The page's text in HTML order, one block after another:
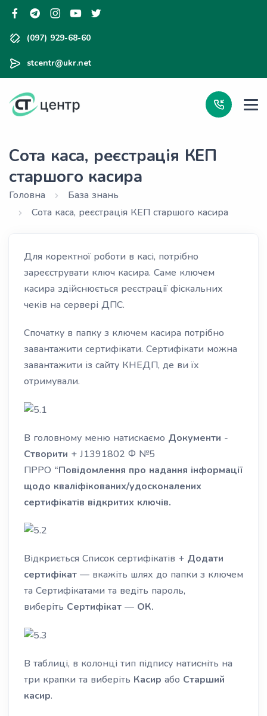
(097) 929-68-60
stcentr@ukr.net
Сота каса, реєстрація КЕП
старшого касира
Головна
База знань
Сота каса, реєстрація КЕП старшого касира
Для коректної роботи в касі, потрібно
зареєструвати ключ касира. Саме ключем
касира здійснюється реєстрації фіскальних
чеків на сервері ДПС.
Спочатку в папку з ключем касира потрібно
завантажити сертифікати. Сертифікати можна
завантажити із сайту КНЕДП, де ви їх
отримували.
В головному меню натискаємо Документи -
Створити + J1391802 Ф №5
ПРРО “Повідомлення про надання інформації
щодо кваліфікованих/удосконалених
сертифікатів відкритих ключів.
Відкриється Список сертифікатів + Додати
сертифікат — вкажіть шлях до папки з ключем
та Сертифікатами та ведіть пароль,
виберіть Сертифікат — ОК.
В таблиці, в колонці тип підпису натисніть на
три крапки та виберіть Касир або Старший
касир.